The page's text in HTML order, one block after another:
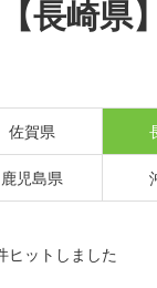
長崎県】
佐賀県
鹿児島県
ヒットしました